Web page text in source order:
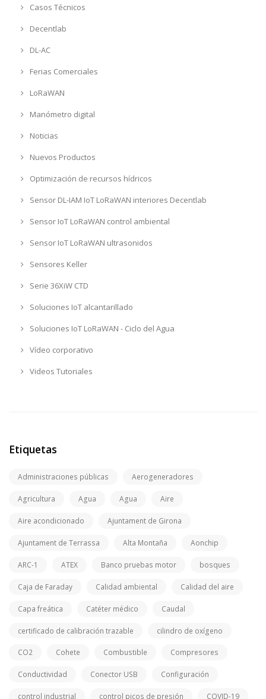
Casos Técnicos
Decentlab
DL-AC
Ferias Comerciales
LoRaWAN
Manómetro digital
Noticias
Nuevos Productos
Optimización de recursos hídricos
Sensor DL-IAM IoT LoRaWAN interiores Decentlab
Sensor IoT LoRaWAN control ambiental
Sensor IoT LoRaWAN ultrasonidos
Sensores Keller
Serie 36XiW CTD
Soluciones IoT alcantarillado
Soluciones IoT LoRaWAN - Ciclo del Agua
Vídeo corporativo
Videos Tutoriales
Etiquetas
Administraciones públicas Aerogeneradores
Agricultura Agua Agua Aire
Aire acondicionado Ajuntament de Girona
Ajuntament de Terrassa Alta Montaña Aonchip
ARC-1 ATEX Banco pruebas motor bosques
Caja de Faraday Calidad ambiental Calidad del aire
Capa freática Catéter médico Caudal
certificado de calibración trazable cilindro de oxígeno
CO2 Cohete Combustible Compresores
Conductividad Conector USB Configuración
control industrial control picos de presión COVID-19